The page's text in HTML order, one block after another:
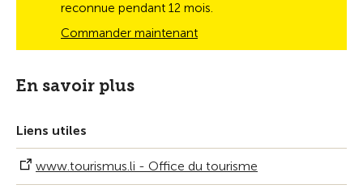
reconnue pendant 12 mois.
Commander maintenant
En savoir plus
Liens utiles
www.tourismus.li - Office du tourisme